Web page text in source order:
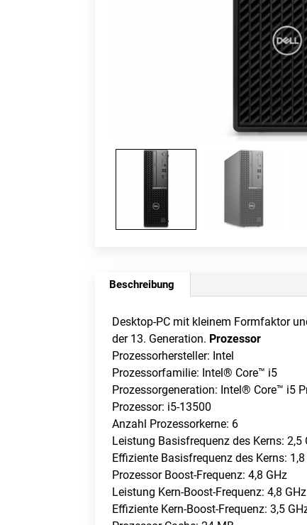
Beschreibung
Desktop-PC mit kleinem Formfaktor
der 13. Generation. Prozessor
Prozessorhersteller: Intel
Prozessorfamilie: Intel® Core™ i5
Prozessorgeneration: Intel® Core™ i5
Prozessor: i5-13500
Anzahl Prozessorkerne: 6
Leistung Basisfrequenz des Kerns: 2,5
Effiziente Basisfrequenz des Kerns: 1,8
Prozessor Boost-Frequenz: 4,8 GHz
Leistung Kern-Boost-Frequenz: 4,8 GHz
Effiziente Kern-Boost-Frequenz: 3,5